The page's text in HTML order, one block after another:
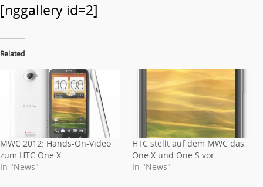
[nggallery id=2]
Related
MWC 2012: Hands-On-Video
zum HTC One X
In "News"
HTC stellt auf dem MWC das
One X und One S vor
In "News"